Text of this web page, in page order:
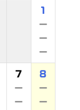
1
－
－
－
7
－
－
8
－
－